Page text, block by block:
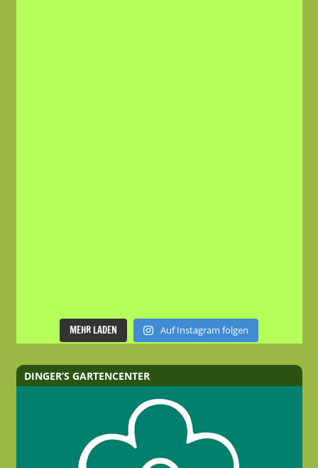
MEHR LADEN Auf Instagram folgen
DINGER’S GARTENCENTER